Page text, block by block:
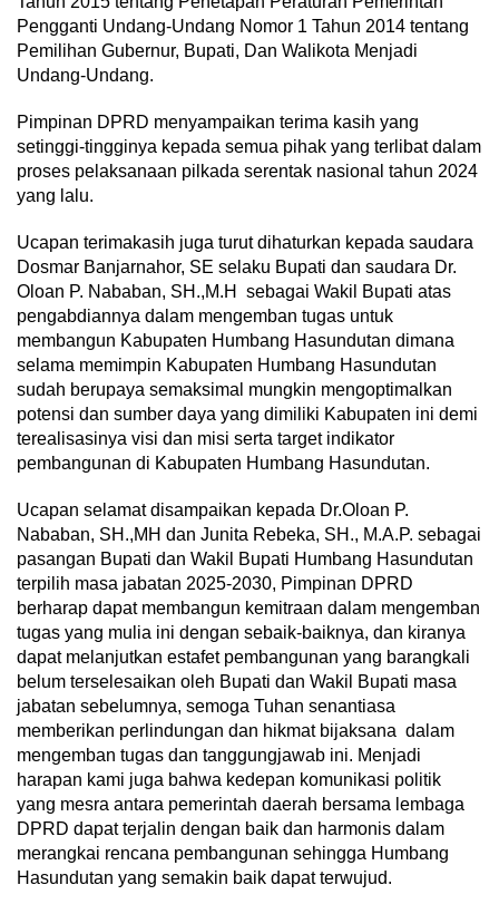
Pengganti Undang-Undang Nomor 1 Tahun 2014 tentang
Pemilihan Gubernur, Bupati, Dan Walikota Menjadi
Undang-Undang.
Pimpinan DPRD menyampaikan terima kasih yang
setinggi-tingginya kepada semua pihak yang terlibat dalam
proses pelaksanaan pilkada serentak nasional tahun 2024
yang lalu.
Ucapan terimakasih juga turut dihaturkan kepada saudara
Dosmar Banjarnahor, SE selaku Bupati dan saudara Dr.
Oloan P. Nababan, SH.,M.H sebagai Wakil Bupati atas
pengabdiannya dalam mengemban tugas untuk
membangun Kabupaten Humbang Hasundutan dimana
selama memimpin Kabupaten Humbang Hasundutan
sudah berupaya semaksimal mungkin mengoptimalkan
potensi dan sumber daya yang dimiliki Kabupaten ini demi
terealisasinya visi dan misi serta target indikator
pembangunan di Kabupaten Humbang Hasundutan.
Ucapan selamat disampaikan kepada Dr.Oloan P.
Nababan, SH.,MH dan Junita Rebeka, SH., M.A.P. sebagai
pasangan Bupati dan Wakil Bupati Humbang Hasundutan
terpilih masa jabatan 2025-2030, Pimpinan DPRD
berharap dapat membangun kemitraan dalam mengemban
tugas yang mulia ini dengan sebaik-baiknya, dan kiranya
dapat melanjutkan estafet pembangunan yang barangkali
belum terselesaikan oleh Bupati dan Wakil Bupati masa
jabatan sebelumnya, semoga Tuhan senantiasa
memberikan perlindungan dan hikmat bijaksana dalam
mengemban tugas dan tanggungjawab ini. Menjadi
harapan kami juga bahwa kedepan komunikasi politik
yang mesra antara pemerintah daerah bersama lembaga
DPRD dapat terjalin dengan baik dan harmonis dalam
merangkai rencana pembangunan sehingga Humbang
Hasundutan yang semakin baik dapat terwujud.